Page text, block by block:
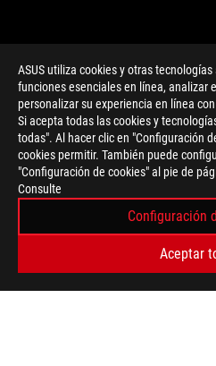
ASUS utiliza cookies y otras
funciones esenciales en línea, analizar
personalizar su experiencia en línea
Si acepta todas las cookies y
todas". Al hacer clic en "Configuración
cookies permitir. También puede
"Configuración de cookies" al pie de
Consulte
Configuración
Aceptar
> GAMING ROG X570
OBTÉN LAS ÚLTIMAS OFERTAS Y MÁS